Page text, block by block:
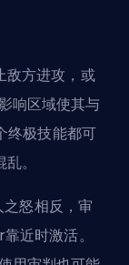
敌方进攻，或
响区域使其与
终极技能都可
。
怒相反，审
近时激活。